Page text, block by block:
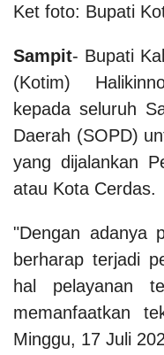
Ket foto: Bupati
Sampit- Bupati
(Kotim)
kepada seluruh
Daerah (SOPD)
yang dijalankan
atau Kota Cerdas.
"Dengan adanya
berharap terjadi
hal pelayanan
memanfaatkan
Minggu, 17 Juli